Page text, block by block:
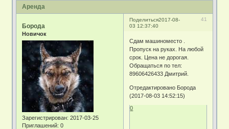
Аренда
Поделиться 41
2017-08-
03 12:37:40
Борода
Новичок
Зарегистрирован: 2017-03-25
Приглашений: 0
Сдам машиноместо .
Пропуск на руках. На любой
срок. Цена не дорогая.
Обращаться по тел:
89606426433 Дмитрий.
Отредактировано Борода
(2017-08-03 14:52:15)
0